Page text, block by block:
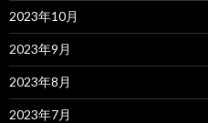
2023年10月
2023年9月
2023年8月
2023年7月